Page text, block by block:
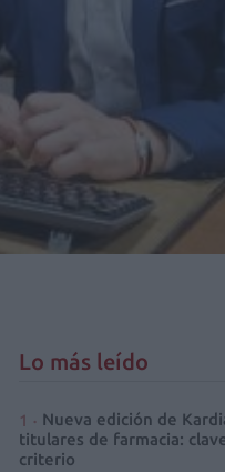
Lo más leído
Nueva edición de
titulares de farmacia:
criterio